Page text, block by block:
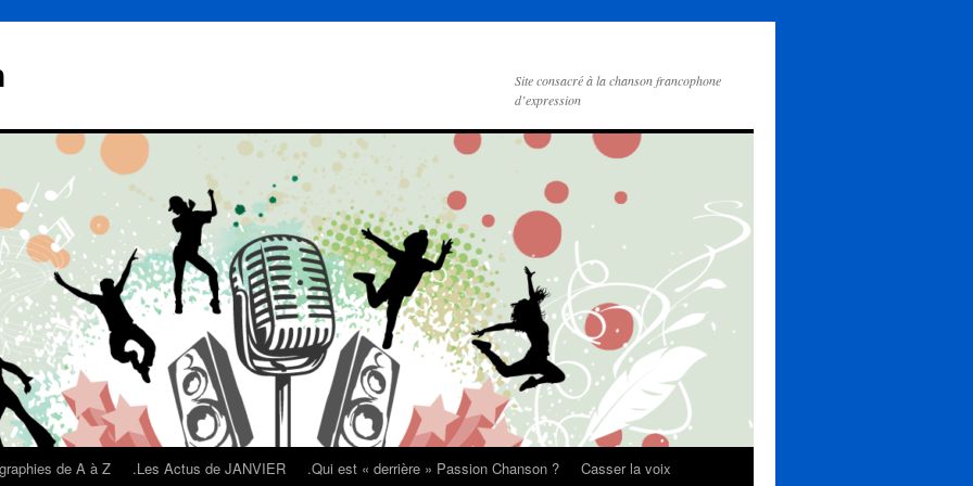
Site consacré à la chanson francophone
d’expression
de A à Z .Les Actus de JANVIER .Qui est « derrière » Passion Chanson ?
Casser la voix